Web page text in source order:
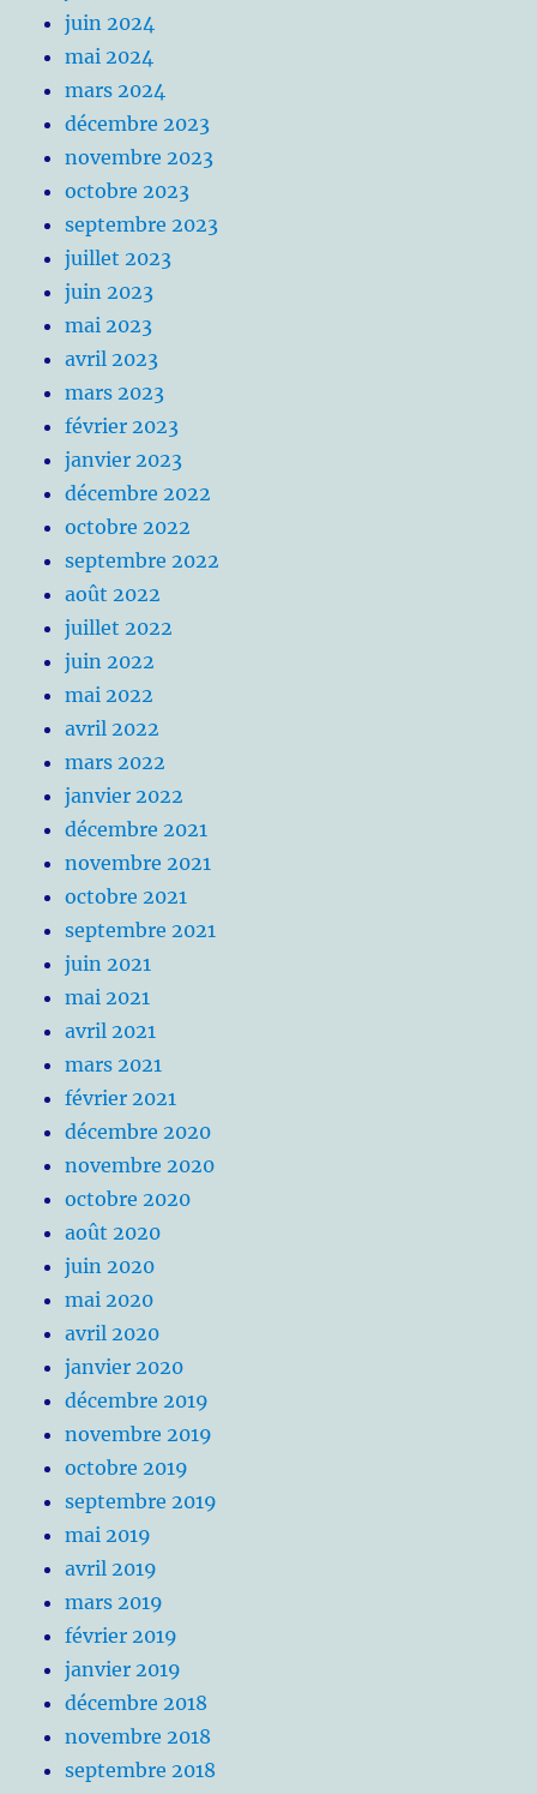
juin 2024
mai 2024
mars 2024
décembre 2023
novembre 2023
octobre 2023
septembre 2023
juillet 2023
juin 2023
mai 2023
avril 2023
mars 2023
février 2023
janvier 2023
décembre 2022
octobre 2022
septembre 2022
août 2022
juillet 2022
juin 2022
mai 2022
avril 2022
mars 2022
janvier 2022
décembre 2021
novembre 2021
octobre 2021
septembre 2021
juin 2021
mai 2021
avril 2021
mars 2021
février 2021
décembre 2020
novembre 2020
octobre 2020
août 2020
juin 2020
mai 2020
avril 2020
janvier 2020
décembre 2019
novembre 2019
octobre 2019
septembre 2019
mai 2019
avril 2019
mars 2019
février 2019
janvier 2019
décembre 2018
novembre 2018
septembre 2018